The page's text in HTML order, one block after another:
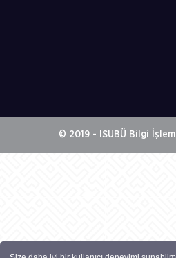
© 2019 - ISUBÜ Bilgi İşlem